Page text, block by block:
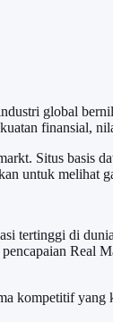
global
finansial,
Situs basis
untuk melihat
tertinggi di
Real
kompetitif yang